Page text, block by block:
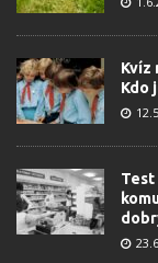
Kvíz
Kdo
Test